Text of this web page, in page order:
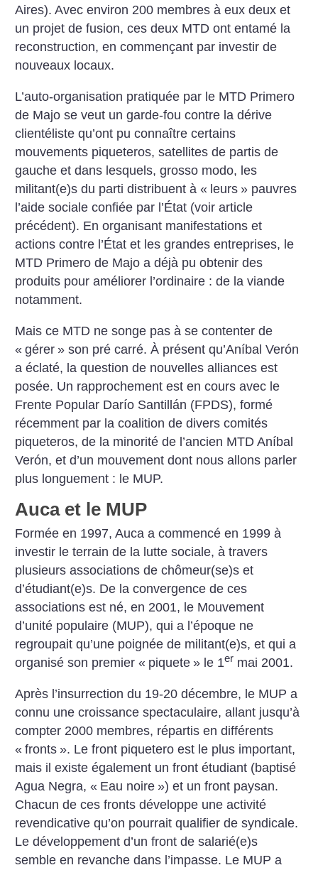
Aires). Avec environ 200 membres à eux deux et
un projet de fusion, ces deux MTD ont entamé la
reconstruction, en commençant par investir de
nouveaux locaux.
L’auto-organisation pratiquée par le MTD Primero
de Majo se veut un garde-fou contre la dérive
clientéliste qu’ont pu connaître certains
mouvements piqueteros, satellites de partis de
gauche et dans lesquels, grosso modo, les
militant(e)s du parti distribuent à « leurs » pauvres
l’aide sociale confiée par l’État (voir article
précédent). En organisant manifestations et
actions contre l’État et les grandes entreprises, le
MTD Primero de Majo a déjà pu obtenir des
produits pour améliorer l’ordinaire : de la viande
notamment.
Mais ce MTD ne songe pas à se contenter de
« gérer » son pré carré. À présent qu’Aníbal Verón
a éclaté, la question de nouvelles alliances est
posée. Un rapprochement est en cours avec le
Frente Popular Darío Santillán (FPDS), formé
récemment par la coalition de divers comités
piqueteros, de la minorité de l’ancien MTD Aníbal
Verón, et d’un mouvement dont nous allons parler
plus longuement : le MUP.
Auca et le MUP
Formée en 1997, Auca a commencé en 1999 à
investir le terrain de la lutte sociale, à travers
plusieurs associations de chômeur(se)s et
d’étudiant(e)s. De la convergence de ces
associations est né, en 2001, le Mouvement
d’unité populaire (MUP), qui a l’époque ne
regroupait qu’une poignée de militant(e)s, et qui a
organisé son premier « piquete » le 1er mai 2001.
Après l’insurrection du 19-20 décembre, le MUP a
connu une croissance spectaculaire, allant jusqu’à
compter 2000 membres, répartis en différents
« fronts ». Le front piquetero est le plus important,
mais il existe également un front étudiant (baptisé
Agua Negra, « Eau noire ») et un front paysan.
Chacun de ces fronts développe une activité
revendicative qu’on pourrait qualifier de syndicale.
Le développement d’un front de salarié(e)s
semble en revanche dans l’impasse. Le MUP a